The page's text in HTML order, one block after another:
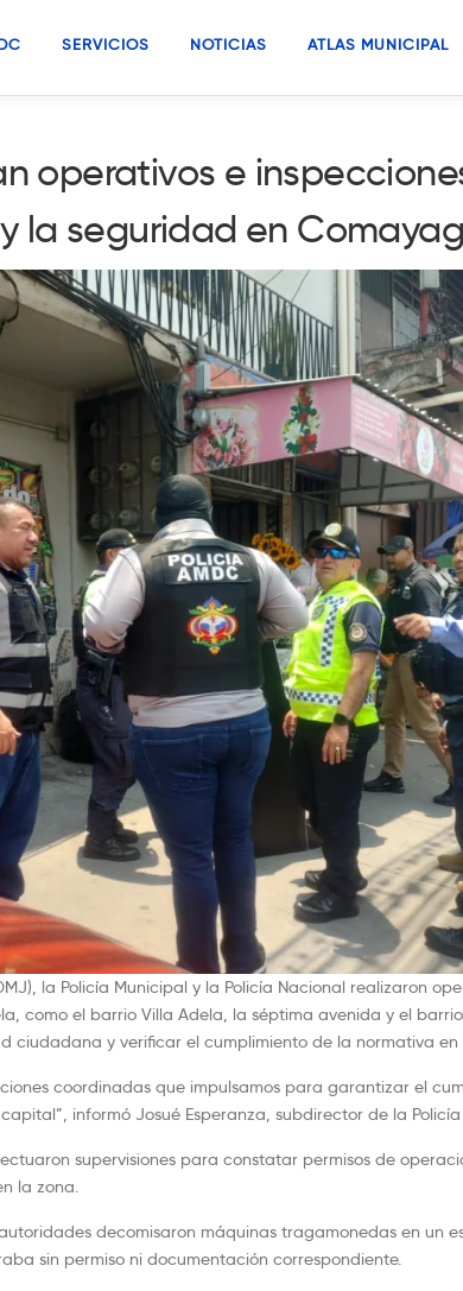
SERVICIOS NOTICIAS ATLAS MUNICIPAL
operativos e
la seguridad en
la Policía Municipal y la Policía Nacional realizaron
como el barrio Villa Adela, la séptima avenida y el
ciudadana y verificar el cumplimiento de la normativa en
coordinadas que impulsamos para garantizar el
informó Josué Esperanza, subdirector de la Policía
supervisiones para constatar permisos de
la zona.
decomisaron máquinas tragamonedas en un
sin permiso ni documentación correspondiente.